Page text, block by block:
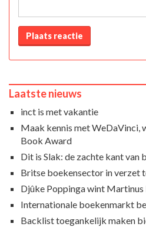
Plaats reactie
Laatste nieuws
inct is met vakantie
Maak kennis met WeDaVinci,
Book Award
Dit is Slak: de zachte kant van
Britse boekensector in verzet
Djûke Poppinga wint
Internationale boekenmarkt
Backlist toegankelijk maken